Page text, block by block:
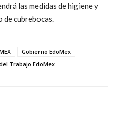
las medidas de higiene y
de cubrebocas.
Gobierno EdoMex
Trabajo EdoMex